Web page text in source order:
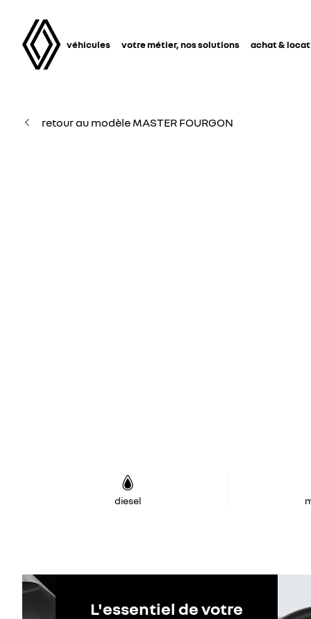
véhicules votre métier, nos solutions achat &
retour au modèle MASTER FOURGON
diesel
L'essentiel de votre